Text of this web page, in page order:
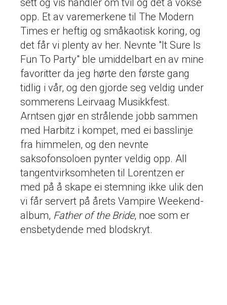
sett og vis handler om tvil og det å vokse
opp. Et av varemerkene til The Modern
Times er heftig og småkaotisk koring, og
det får vi plenty av her. Nevnte "It Sure Is
Fun To Party" ble umiddelbart en av mine
favoritter da jeg hørte den første gang
tidlig i vår, og den gjorde seg veldig under
sommerens Leirvaag Musikkfest.
Arntsen gjør en strålende jobb sammen
med Harbitz i kompet, med ei basslinje
fra himmelen, og den nevnte
saksofonsoloen pynter veldig opp. All
tangentvirksomheten til Lorentzen er
med på å skape ei stemning ikke ulik den
vi får servert på årets Vampire Weekend-
album, Father of the Bride, noe som er
ensbetydende med blodskryt.